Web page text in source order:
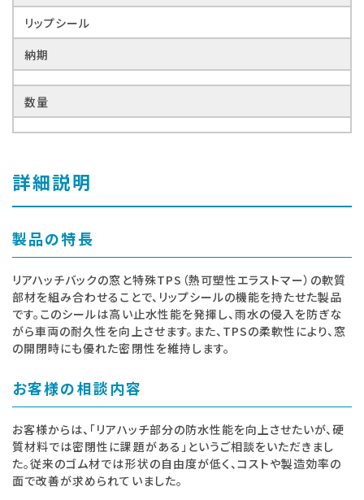
リップシール
納期
数量
詳細説明
製品の特長
リアハッチバックの窓と特殊TPS（熱可塑性エラストマー）の軟質
部材を組み合わせることで、リップシールの機能を持たせた製品
です。このシールは高い止水性能を発揮し、雨水の侵入を防ぎな
がら車両の耐久性を向上させます。また、TPSの柔軟性により、窓
の開閉時にも優れた密閉性を維持します。
お客様の相談内容
お客様からは、「リアハッチ部分の防水性能を向上させたいが、硬
質材料では密閉性に課題がある」というご相談をいただきまし
た。従来のゴム材では形状の自由度が低く、コストや製造効率の
面で改善が求められていました。